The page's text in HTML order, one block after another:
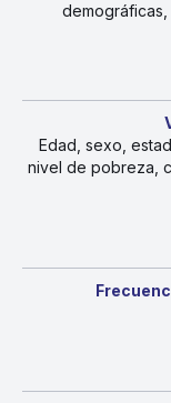
Edad, sexo,
nivel de pobreza,